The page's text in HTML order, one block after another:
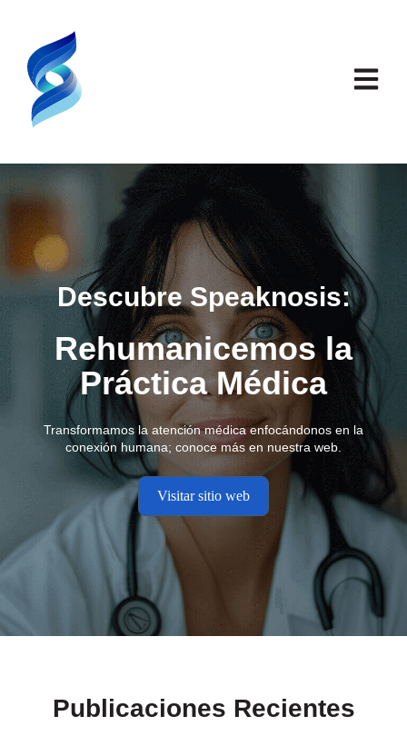
Abrir
Descubre Speaknosis:
Rehumanicemos la
Práctica Médica
Transformamos la atención médica enfocándonos en la
conexión humana; conoce más en nuestra web.
Visitar sitio web
Publicaciones Recientes